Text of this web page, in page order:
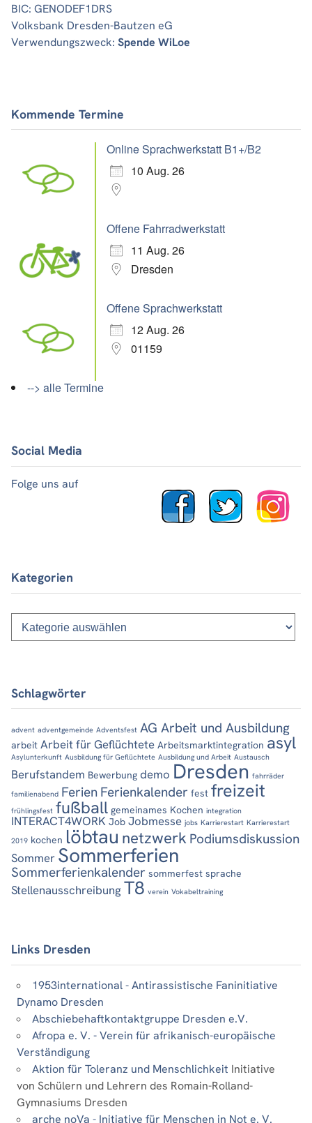
BIC: GENODEF1DRS
Volksbank Dresden-Bautzen eG
Verwendungszweck: Spende WiLoe
Kommende Termine
Online Sprachwerkstatt B1+/B2
10 Aug. 26
Offene Fahrradwerkstatt
11 Aug. 26
Dresden
Offene Sprachwerkstatt
12 Aug. 26
01159
--> alle Termine
Social Media
Folge uns auf
Kategorien
Kategorien
Schlagwörter
advent adventgemeinde Adventsfest AG Arbeit und Ausbildung
arbeit Arbeit für Geflüchtete Arbeitsmarktintegration asyl
Asylunterkunft Ausbildung für Geflüchtete Ausbildung und Arbeit Austausch
Berufstandem Bewerbung demo Dresden fahrräder
familienabend Ferien Ferienkalender fest freizeit
frühlingsfest fußball gemeinames Kochen integration
INTERACT4WORK Job Jobmesse jobs Karrierestart Karrierestart
2019 kochen löbtau netzwerk Podiumsdiskussion
Sommer Sommerferien
Sommerferienkalender sommerfest sprache
Stellenausschreibung T8 verein Vokabeltraining
Links Dresden
1953international - Antirassistische Faninitiative
Dynamo Dresden
Abschiebehaftkontaktgruppe Dresden e.V.
Afropa e. V. - Verein für afrikanisch-europäische
Verständigung
Aktion für Toleranz und Menschlichkeit Initiative
von Schülern und Lehrern des Romain-Rolland-
Gymnasiums Dresden
arche noVa - Initiative für Menschen in Not e. V.